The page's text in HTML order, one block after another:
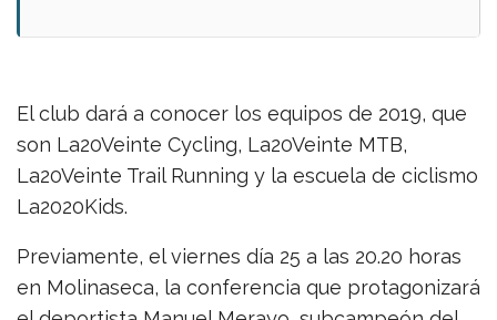
El club dará a conocer los equipos de 2019, que
son La20Veinte Cycling, La20Veinte MTB,
La20Veinte Trail Running y la escuela de ciclismo
La2020Kids.
Previamente, el viernes día 25 a las 20.20 horas
en Molinaseca, la conferencia que protagonizará